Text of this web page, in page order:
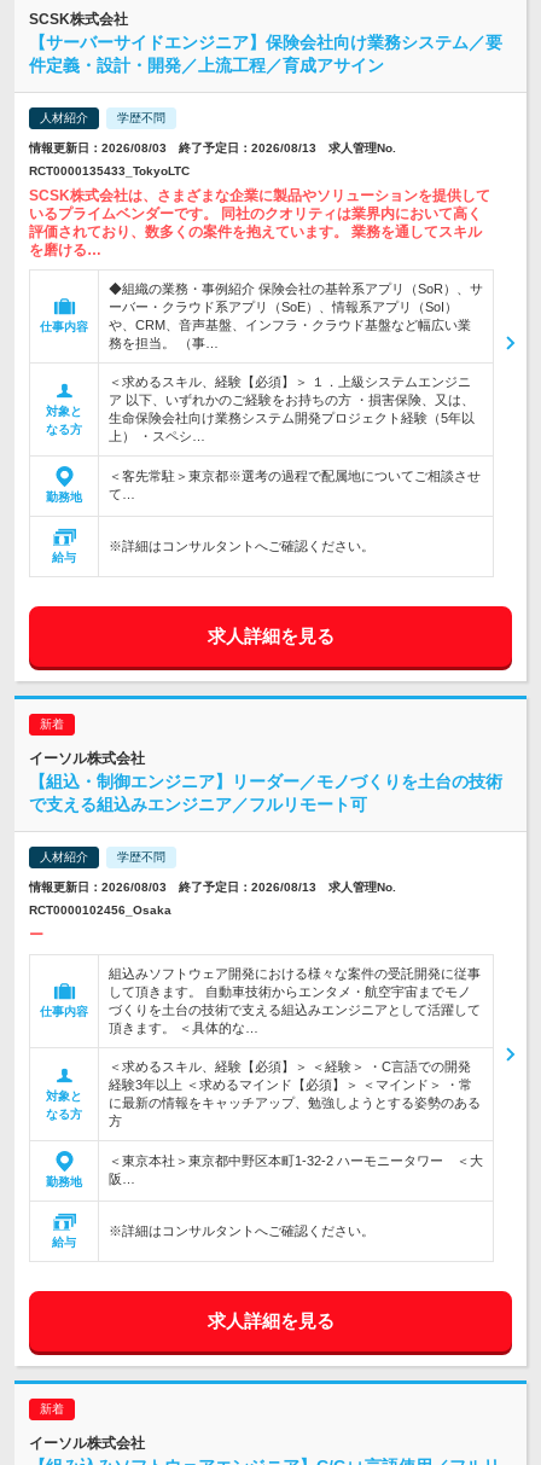
SCSK株式会社
【サーバーサイドエンジニア】保険会社向け業務システム／要
件定義・設計・開発／上流工程／育成アサイン
人材紹介 学歴不問
情報更新日：2026/08/03 終了予定日：2026/08/13 求人管理No.
RCT0000135433_TokyoLTC
SCSK株式会社は、さまざまな企業に製品やソリューションを提供して
いるプライムベンダーです。 同社のクオリティは業界内において高く
評価されており、数多くの案件を抱えています。 業務を通してスキル
を磨ける…
仕事内容
◆組織の業務・事例紹介 保険会社の基幹系アプリ（SoR）、サ
ーバー・クラウド系アプリ（SoE）、情報系アプリ（SoI）
や、CRM、音声基盤、インフラ・クラウド基盤など幅広い業
務を担当。 （事…
対象と
なる方
＜求めるスキル、経験【必須】＞ １．上級システムエンジニ
ア 以下、いずれかのご経験をお持ちの方 ・損害保険、又は、
生命保険会社向け業務システム開発プロジェクト経験（5年以
上） ・スペシ…
勤務地
＜客先常駐＞東京都※選考の過程で配属地についてご相談させ
て…
給与
※詳細はコンサルタントへご確認ください。
求人詳細を見る
イーソル株式会社
【組込・制御エンジニア】リーダー／モノづくりを土台の技術
で支える組込みエンジニア／フルリモート可
人材紹介 学歴不問
情報更新日：2026/08/03 終了予定日：2026/08/13 求人管理No.
RCT0000102456_Osaka
ー
仕事内容
組込みソフトウェア開発における様々な案件の受託開発に従事
して頂きます。 自動車技術からエンタメ・航空宇宙までモノ
づくりを土台の技術で支える組込みエンジニアとして活躍して
頂きます。 ＜具体的な…
対象と
なる方
＜求めるスキル、経験【必須】＞ ＜経験＞ ・C言語での開発
経験3年以上 ＜求めるマインド【必須】＞ ＜マインド＞ ・常
に最新の情報をキャッチアップ、勉強しようとする姿勢のある
方
勤務地
＜東京本社＞東京都中野区本町1-32-2 ハーモニータワー ＜大
阪…
給与
※詳細はコンサルタントへご確認ください。
求人詳細を見る
イーソル株式会社